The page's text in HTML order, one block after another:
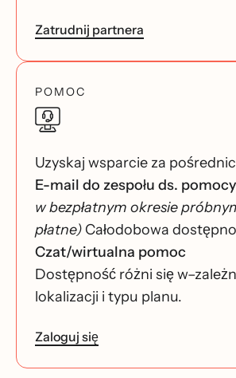
Zatrudnij partnera
POMOC
Uzyskaj wsparcie za
E-mail do zespołu ds. pomocy
w bezpłatnym okresie
płatne) Całodobowa
Czat/wirtualna pomoc
Dostępność różni się
lokalizacji i typu planu.
Zaloguj się